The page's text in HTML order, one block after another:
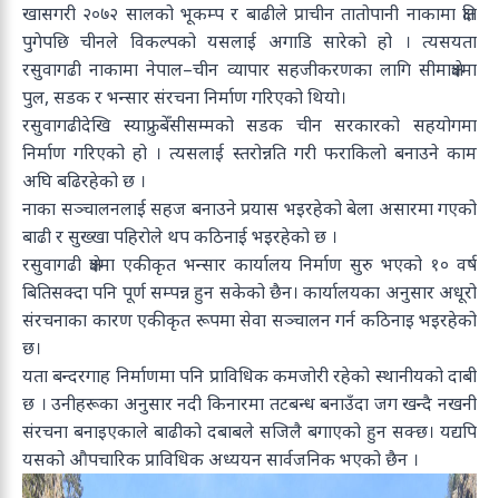
खासगरी २०७२ सालको भूकम्प र बाढीले प्राचीन तातोपानी नाकामा क्षति
पुगेपछि चीनले विकल्पको यसलाई अगाडि सारेको हो । त्यसयता
रसुवागढी नाकामा नेपाल–चीन व्यापार सहजीकरणका लागि सीमाक्षेत्रमा
पुल, सडक र भन्सार संरचना निर्माण गरिएको थियो।
रसुवागढीदेखि स्याफ्रुबेँसीसम्मको सडक चीन सरकारको सहयोगमा
निर्माण गरिएको हो । त्यसलाई स्तरोन्नति गरी फराकिलो बनाउने काम
अघि बढिरहेको छ ।
नाका सञ्चालनलाई सहज बनाउने प्रयास भइरहेको बेला असारमा गएको
बाढी र सुख्खा पहिरोले थप कठिनाई भइरहेको छ ।
रसुवागढी क्षेत्रमा एकीकृत भन्सार कार्यालय निर्माण सुरु भएको १० वर्ष
बितिसक्दा पनि पूर्ण सम्पन्न हुन सकेको छैन। कार्यालयका अनुसार अधूरो
संरचनाका कारण एकीकृत रूपमा सेवा सञ्चालन गर्न कठिनाइ भइरहेको
छ।
यता बन्दरगाह निर्माणमा पनि प्राविधिक कमजोरी रहेको स्थानीयको दाबी
छ । उनीहरूका अनुसार नदी किनारमा तटबन्ध बनाउँदा जग खन्दै नखनी
संरचना बनाइएकाले बाढीको दबाबले सजिलै बगाएको हुन सक्छ। यद्यपि
यसको औपचारिक प्राविधिक अध्ययन सार्वजनिक भएको छैन ।